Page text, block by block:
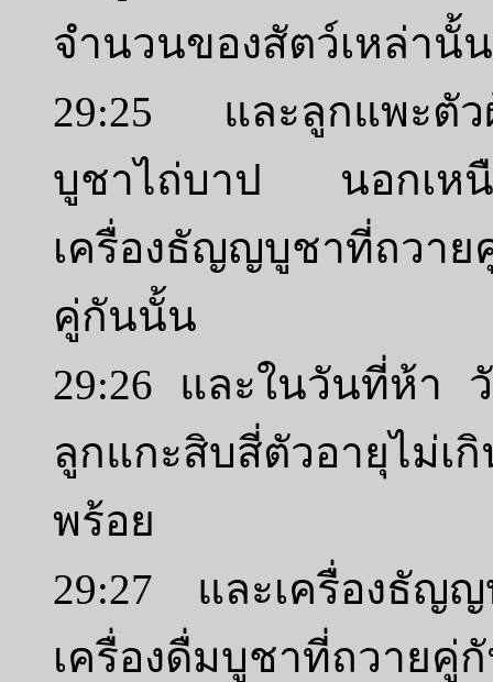
จำนวนของสัตว์เหล่า
29:25 และลูกแพะตัวผู้
บูชาไถ่บาป นอกเหนือ
เครื่องธัญญบูชาที่ถวาย
คู่กันนั้น
29:26 และในวันที่ห้า
ลูกแกะสิบสี่ตัวอายุไม่เ
พร้อย
29:27 และเครื่องธัญ
เครื่องดื่มบูชาที่ถวา